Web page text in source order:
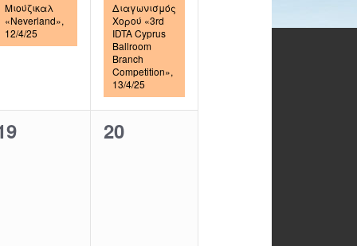
vΜιούζικαλ
«Neverland»,
12/4/25
v
n
t
,
Διαγωνισμός
Χορού «3rd
IDTA Cyprus
Ballroom
Branch
Competition»,
13/4/25
0
20